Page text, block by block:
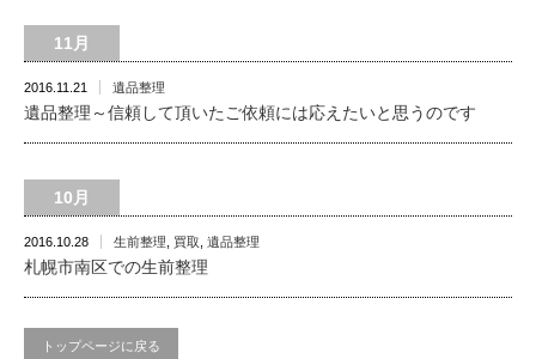
11月
2016.11.21 遺品整理
遺品整理～信頼して頂いたご依頼には応えたいと思うのです
10月
2016.10.28 生前整理 買取 遺品整理
札幌市南区での生前整理
トップページに戻る